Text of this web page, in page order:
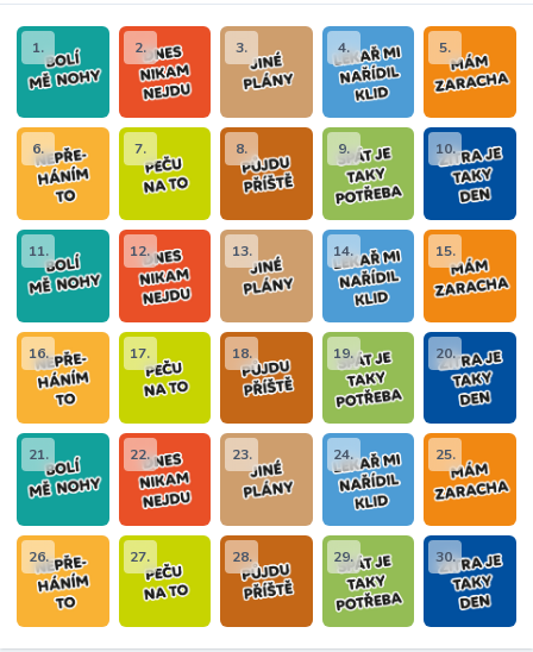
1. 2. 3. 4. 5.
6. 7. 8. 9. 10.
11. 12. 13. 14. 15.
16. 17. 18. 19. 20.
21. 22. 23. 24. 25.
26. 27. 28. 29. 30.